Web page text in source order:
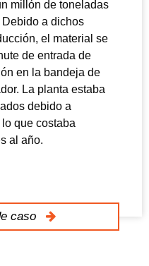
millón de toneladas
a dichos
el material se
de entrada de
en la bandeja de
La planta estaba
debido a
que costaba
al año.
caso